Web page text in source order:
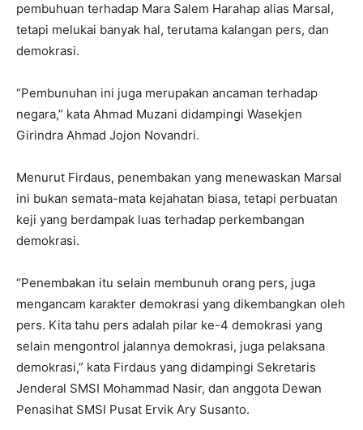
pembuhuan terhadap Mara Salem Harahap alias Marsal,
tetapi melukai banyak hal, terutama kalangan pers, dan
demokrasi.
“Pembunuhan ini juga merupakan ancaman terhadap
negara,” kata Ahmad Muzani didampingi Wasekjen
Girindra Ahmad Jojon Novandri.
Menurut Firdaus, penembakan yang menewaskan Marsal
ini bukan semata-mata kejahatan biasa, tetapi perbuatan
keji yang berdampak luas terhadap perkembangan
demokrasi.
“Penembakan itu selain membunuh orang pers, juga
mengancam karakter demokrasi yang dikembangkan oleh
pers. Kita tahu pers adalah pilar ke-4 demokrasi yang
selain mengontrol jalannya demokrasi, juga pelaksana
demokrasi,” kata Firdaus yang didampingi Sekretaris
Jenderal SMSI Mohammad Nasir, dan anggota Dewan
Penasihat SMSI Pusat Ervik Ary Susanto.